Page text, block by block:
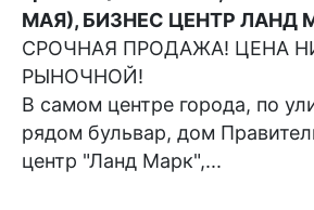
МАЯ), БИЗНЕС ЦЕНТР ЛАНД
СРОЧНАЯ ПРОДАЖА! ЦЕНА
РЫНОЧНОЙ!
В самом центре города, по
рядом бульвар, дом
центр "Ланд Марк",...